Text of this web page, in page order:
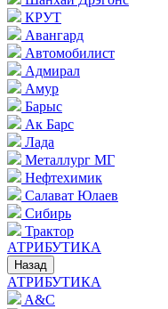
КРУТ
Авангард
Автомобилист
Адмирал
Амур
Барыс
Ак Барс
Лада
Металлург МГ
Нефтехимик
Салават Юлаев
Сибирь
Трактор
АТРИБУТИКА
Назад
АТРИБУТИКА
A&C